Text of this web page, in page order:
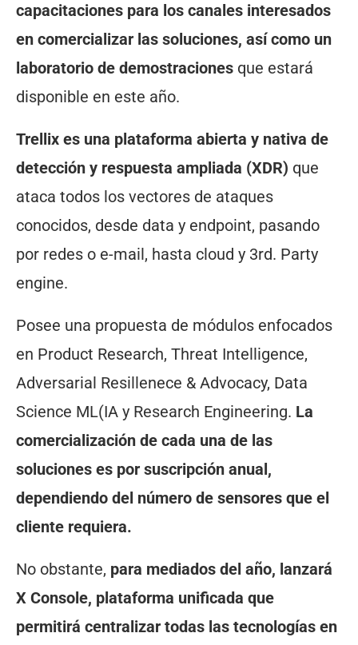
capacitaciones para los canales interesados
en comercializar las soluciones, así como un
laboratorio de demostraciones que estará
disponible en este año.
Trellix es una plataforma abierta y nativa de
detección y respuesta ampliada (XDR) que
ataca todos los vectores de ataques
conocidos, desde data y endpoint, pasando
por redes o e-mail, hasta cloud y 3rd. Party
engine.
Posee una propuesta de módulos enfocados
en Product Research, Threat Intelligence,
Adversarial Resillenece & Advocacy, Data
Science ML(IA y Research Engineering. La
comercialización de cada una de las
soluciones es por suscripción anual,
dependiendo del número de sensores que el
cliente requiera.
No obstante, para mediados del año, lanzará
X Console, plataforma unificada que
permitirá centralizar todas las tecnologías en